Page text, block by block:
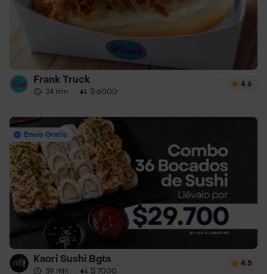
Frank Truck
24 min · $ 6000
4.6
Envío Gratis
Kaori Sushi Bgta
39 min · $ 7000
4.5